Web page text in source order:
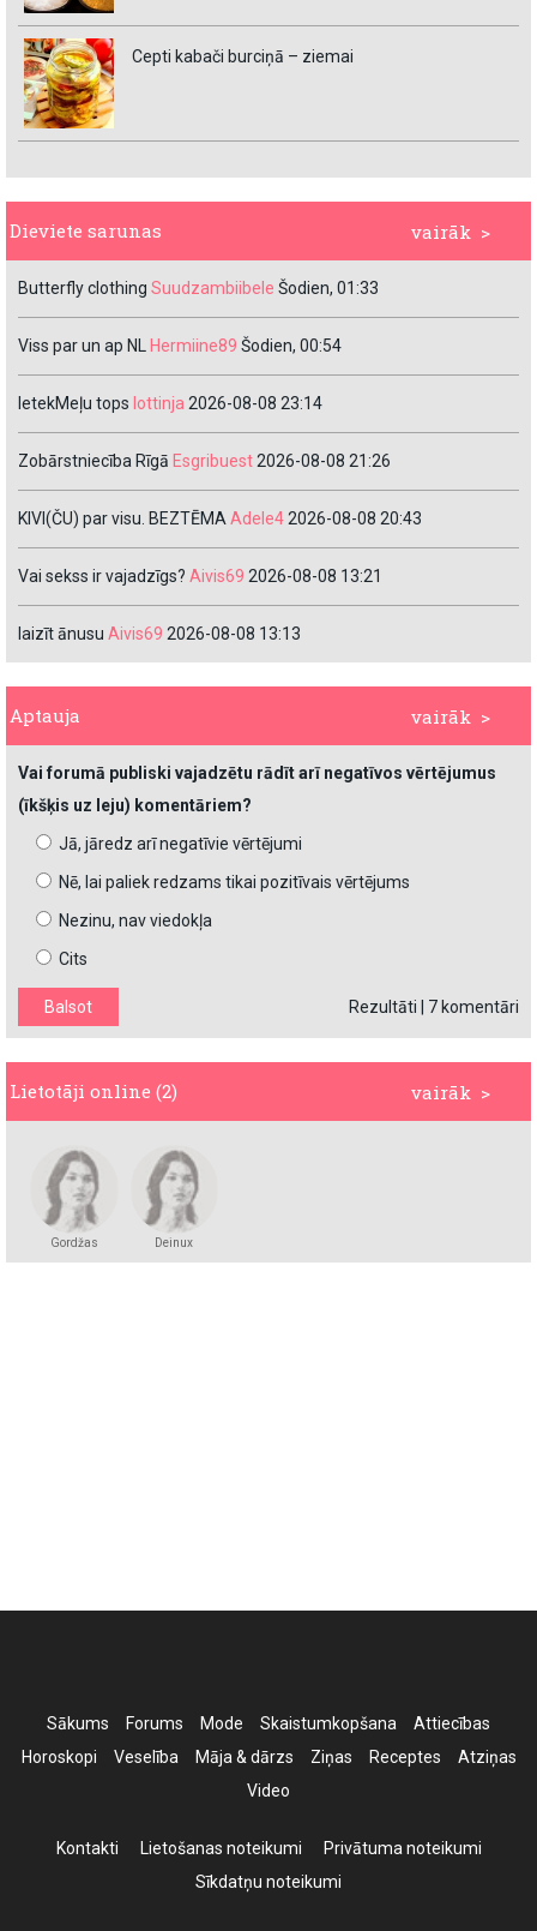
Cepti kabači burciņā – ziemai
vairāk >
Dieviete sarunas
Butterfly clothing Suudzambiibele Šodien, 01:33
Viss par un ap NL Hermiine89 Šodien, 00:54
IetekMeļu tops lottinja 2026-08-08 23:14
Zobārstniecība Rīgā Esgribuest2026-08-08 21:26
KIVI(ČU) par visu. BEZTĒMAAdele42026-08-08 20:43
Vai sekss ir vajadzīgs? Aivis69 2026-08-08 13:21
laizīt ānusu Aivis69 2026-08-08 13:13
vairāk >
Aptauja
Vai forumā publiski vajadzētu rādīt arī negatīvos vērtējumus
(īkšķis uz leju) komentāriem?
Jā, jāredz arī negatīvie vērtējumi
Nē, lai paliek redzams tikai pozitīvais vērtējums
Nezinu, nav viedokļa
Cits
Rezultāti 7 komentāri
vairāk >
Lietotāji online (2)
Gordžas Deinux
Sākums Forums Mode Skaistumkopšana
Attiecības
Horoskopi
Veselība Māja & dārzs Ziņas Receptes
Atziņas
Video
Kontakti Lietošanas noteikumi
Privātuma noteikumi
Sīkdatņu noteikumi